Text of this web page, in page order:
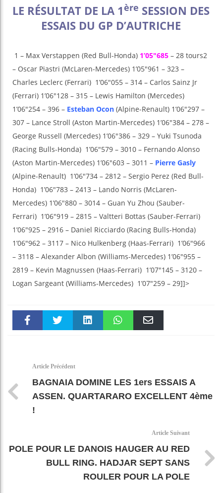
LE RÉSULTAT DE LA 1ère SESSION DES
ESSAIS DU GP D’AUTRICHE
1 – Max Verstappen (Red Bull-Honda) 1’05″685 – 28 tours2
– Oscar Piastri (McLaren-Mercedes) 1’05″961 – 323 –
Charles Leclerc (Ferrari) 1’06″055 – 314 – Carlos Sainz Jr
(Ferrari) 1’06″128 – 315 – Lewis Hamilton (Mercedes)
1’06″254 – 396 – Esteban Ocon (Alpine-Renault) 1’06″297 –
307 – Lance Stroll (Aston Martin-Mercedes) 1’06″384 – 278 –
George Russell (Mercedes) 1’06″386 – 329 – Yuki Tsunoda
(Racing Bulls-Honda) 1’06″579 – 3010 – Fernando Alonso
(Aston Martin-Mercedes) 1’06″603 – 3011 – Pierre Gasly
(Alpine-Renault) 1’06″734 – 2812 – Sergio Perez (Red Bull-
Honda) 1’06″783 – 2413 – Lando Norris (McLaren-
Mercedes) 1’06″880 – 3014 – Guan Yu Zhou (Sauber-
Ferrari) 1’06″919 – 2815 – Valtteri Bottas (Sauber-Ferrari)
1’06″925 – 2916 – Daniel Ricciardo (Racing Bulls-Honda)
1’06″962 – 3117 – Nico Hulkenberg (Haas-Ferrari) 1’06″966
– 3118 – Alexander Albon (Williams-Mercedes) 1’06″955 –
2819 – Kevin Magnussen (Haas-Ferrari) 1’07″145 – 3120 –
Logan Sargeant (Williams-Mercedes) 1’07″259 – 29]]>
Article Précédent
BAGNAIA DOMINE LES 1ers ESSAIS A
ASSEN. QUARTARARO EXCELLENT 4ème
!
Article Suivant
POLE POUR LE DANOIS HAUGER AU RED
BULL RING. HADJAR SEPT SANS
ROULER POUR LA POLE